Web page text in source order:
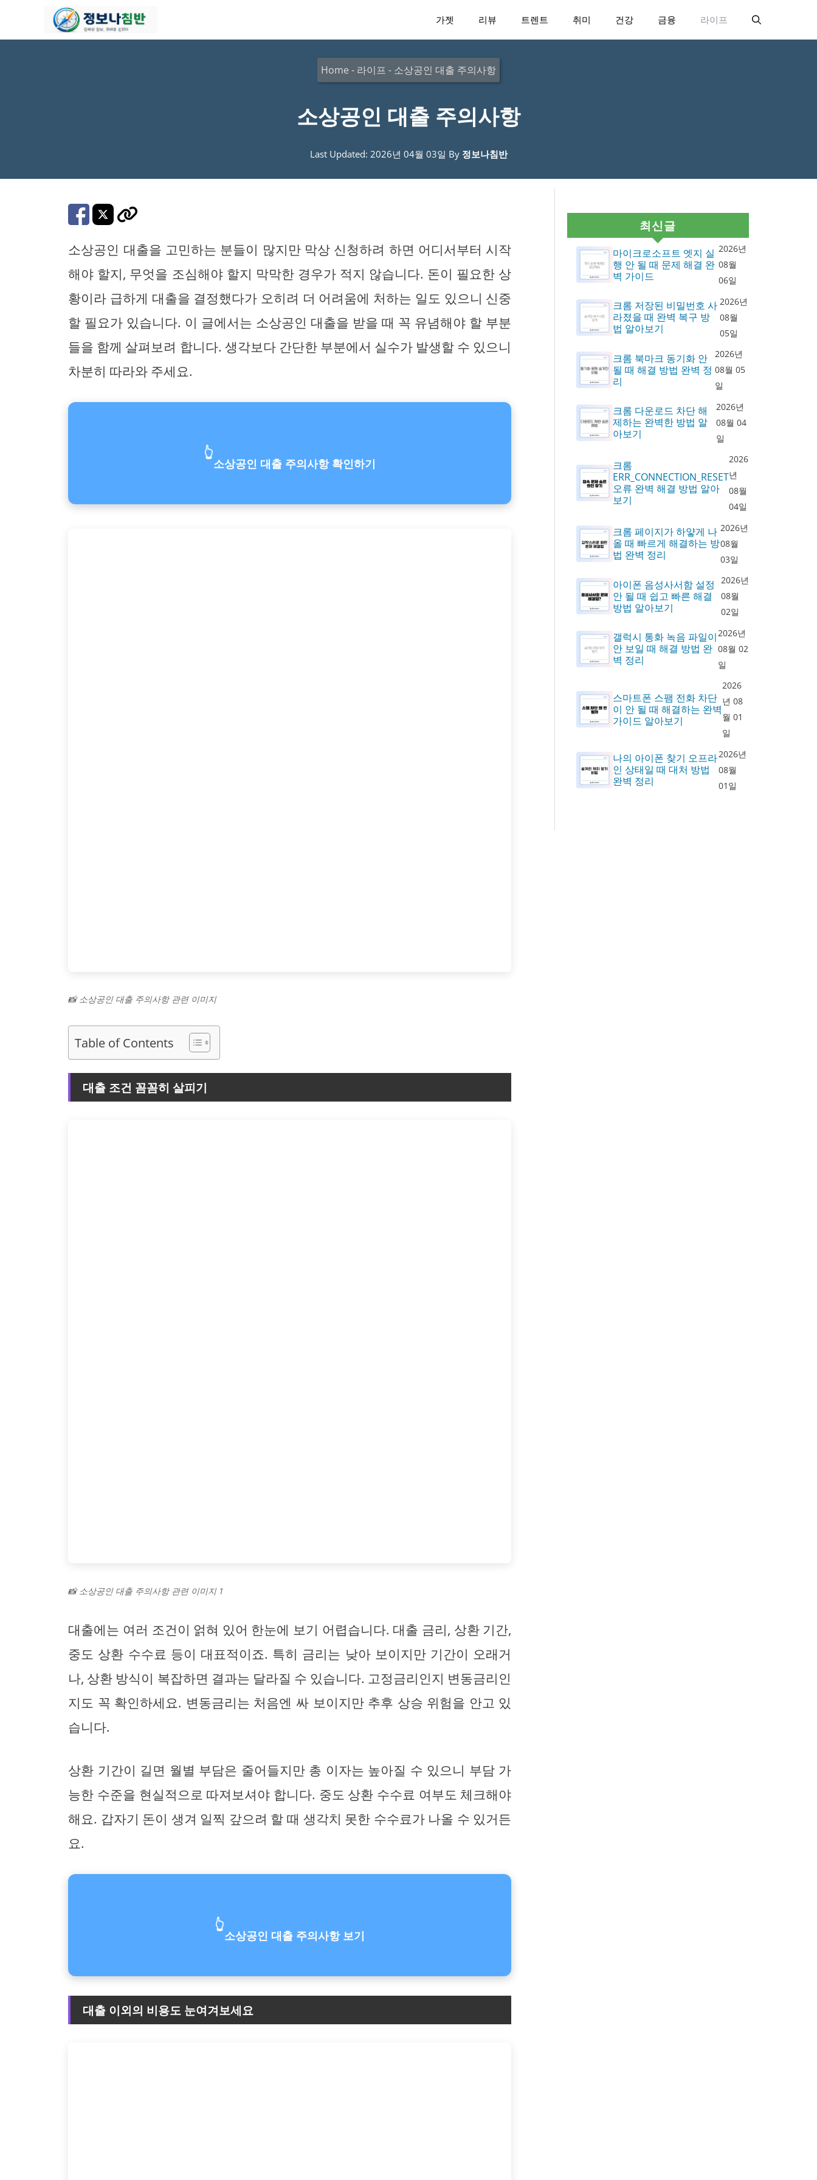
가젯 리뷰 트렌트 취미 건강 금융 라이프
Home - 라이프 - 소상공인 대출 주의사항
소상공인 대출 주의사항
Last Updated: 2026년 04월 03일 By 정보나침반
소상공인 대출을 고민하는 분들이 많지만 막상 신청하려 하면 어디서부터 시작
해야 할지, 무엇을 조심해야 할지 막막한 경우가 적지 않습니다. 돈이 필요한 상
황이라 급하게 대출을 결정했다가 오히려 더 어려움에 처하는 일도 있으니 신중
할 필요가 있습니다. 이 글에서는 소상공인 대출을 받을 때 꼭 유념해야 할 부분
들을 함께 살펴보려 합니다. 생각보다 간단한 부분에서 실수가 발생할 수 있으니
차분히 따라와 주세요.
👆
소상공인 대출 주의사항 확인하기
📸 소상공인 대출 주의사항 관련 이미지
Table of Contents
대출 조건 꼼꼼히 살피기
📸 소상공인 대출 주의사항 관련 이미지 1
대출에는 여러 조건이 얽혀 있어 한눈에 보기 어렵습니다. 대출 금리, 상환 기간,
중도 상환 수수료 등이 대표적이죠. 특히 금리는 낮아 보이지만 기간이 오래거
나, 상환 방식이 복잡하면 결과는 달라질 수 있습니다. 고정금리인지 변동금리인
지도 꼭 확인하세요. 변동금리는 처음엔 싸 보이지만 추후 상승 위험을 안고 있
습니다.
상환 기간이 길면 월별 부담은 줄어들지만 총 이자는 높아질 수 있으니 부담 가
능한 수준을 현실적으로 따져보셔야 합니다. 중도 상환 수수료 여부도 체크해야
해요. 갑자기 돈이 생겨 일찍 갚으려 할 때 생각치 못한 수수료가 나올 수 있거든
요.
👆
소상공인 대출 주의사항 보기
대출 이외의 비용도 눈여겨보세요
최신글
마이크로소프트 엣지 실
행 안 될 때 문제 해결 완
벽 가이드
2026년
08월
06일
크롬 저장된 비밀번호 사
라졌을 때 완벽 복구 방
법 알아보기
2026년
08월
05일
크롬 북마크 동기화 안
될 때 해결 방법 완벽 정
리
2026년
08월 05
일
크롬 다운로드 차단 해
제하는 완벽한 방법 알
아보기
2026년
08월 04
일
크롬
ERR_CONNECTION_RESET
오류 완벽 해결 방법 알아
보기
2026
년
08월
04일
크롬 페이지가 하얗게 나
올 때 빠르게 해결하는 방
법 완벽 정리
2026년
08월
03일
아이폰 음성사서함 설정
안 될 때 쉽고 빠른 해결
방법 알아보기
2026년
08월
02일
갤럭시 통화 녹음 파일이
안 보일 때 해결 방법 완
벽 정리
2026년
08월 02
일
스마트폰 스팸 전화 차단
이 안 될 때 해결하는 완벽
가이드 알아보기
2026
년 08
월 01
일
나의 아이폰 찾기 오프라
인 상태일 때 대처 방법
완벽 정리
2026년
08월
01일